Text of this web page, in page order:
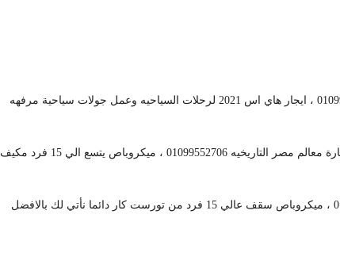
بالتالي ميكروباص تويوتا هاي اس 15 فرد 01099552706 ، ايجار هاي اس 2021 لرحلات السياحيه وعمل جولات سياحية مرفهه
لذلك استمتع بزيارة الاماكن السياحية في مصر وزيارة معالم مصر التاريخيه 01099552706 ، ميكروباص يتسع الي 15 فرد مكيف
بالتالي وسائل الراحة والترفيه ومعقم 01099552706 ، ميكروباص سقف عالي 15 فرد من تورست كار دائما نأتي لك بالافضل